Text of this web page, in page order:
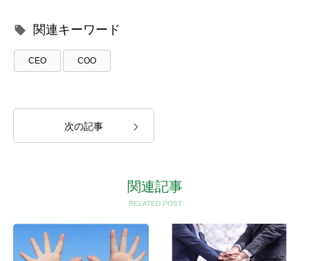
関連キーワード
CEO COO
次の記事
関連記事
RELATED POST